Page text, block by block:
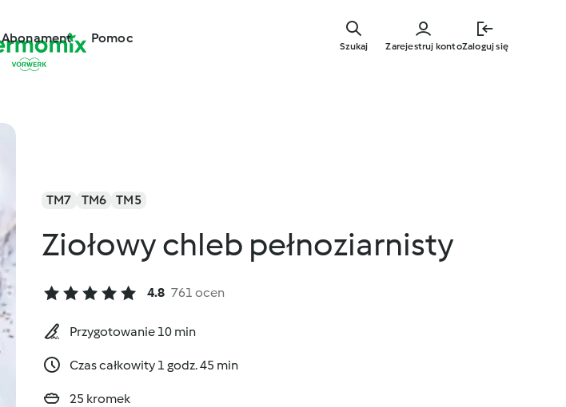
głównej
Abonament Pomoc
Zarejestruj kontoZaloguj się
Szukaj
TM7 TM6 TM5
Ziołowy chleb pełnoziarnisty
4.8 761 ocen
Przygotowanie 10 min
Czas całkowity 1 godz. 45 min
25 kromek